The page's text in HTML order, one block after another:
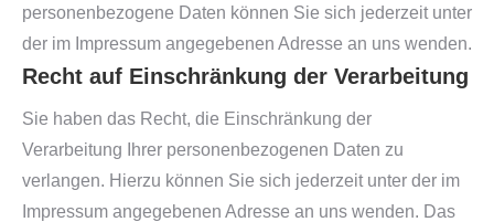
personenbezogene Daten können Sie sich jederzeit unter
der im Impressum angegebenen Adresse an uns wenden.
Recht auf Einschränkung der Verarbeitung
Sie haben das Recht, die Einschränkung der
Verarbeitung Ihrer personenbezogenen Daten zu
verlangen. Hierzu können Sie sich jederzeit unter der im
Impressum angegebenen Adresse an uns wenden. Das